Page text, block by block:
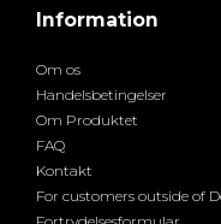
Information
Om os
Handelsbetingelser
Om Produktet
FAQ
Kontakt
For customers outside of